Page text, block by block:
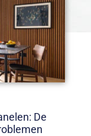
De